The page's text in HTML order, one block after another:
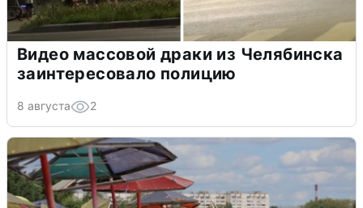
Видео массовой драки из Челябинска
заинтересовало полицию
8 августа 2